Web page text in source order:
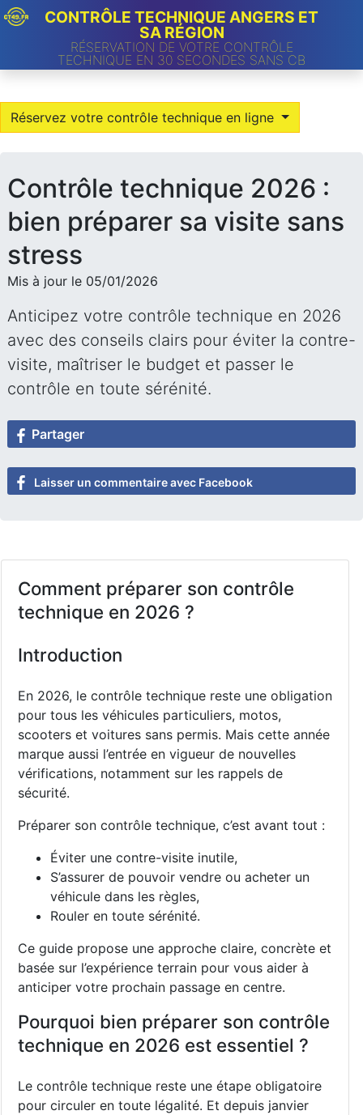
CONTRÔLE TECHNIQUE ANGERS ET
SA RÉGION
RÉSERVATION DE VOTRE CONTRÔLE
TECHNIQUE EN 30 SECONDES SANS CB
Réservez votre contrôle technique en ligne
Contrôle technique 2026 :
bien préparer sa visite sans
stress
Mis à jour le 05/01/2026
Anticipez votre contrôle technique en 2026
avec des conseils clairs pour éviter la contre-
visite, maîtriser le budget et passer le
contrôle en toute sérénité.
Partager
Laisser un commentaire avec Facebook
Comment préparer son contrôle
technique en 2026 ?
Introduction
En 2026, le contrôle technique reste une obligation
pour tous les véhicules particuliers, motos,
scooters et voitures sans permis. Mais cette année
marque aussi l’entrée en vigueur de nouvelles
vérifications, notamment sur les rappels de
sécurité.
Préparer son contrôle technique, c’est avant tout :
Éviter une contre-visite inutile,
S’assurer de pouvoir vendre ou acheter un
véhicule dans les règles,
Rouler en toute sérénité.
Ce guide propose une approche claire, concrète et
basée sur l’expérience terrain pour vous aider à
anticiper votre prochain passage en centre.
Pourquoi bien préparer son contrôle
technique en 2026 est essentiel ?
Le contrôle technique reste une étape obligatoire
pour circuler en toute légalité. Et depuis janvier